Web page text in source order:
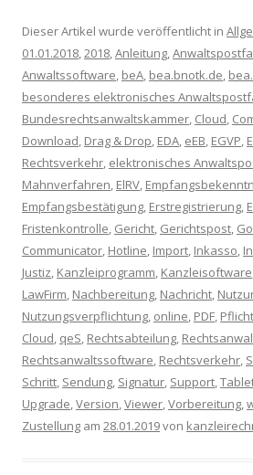
Dieser Artikel wurde veröffentlicht in
01.01.2018,2018,Anleitung,
Anwaltssoftware, beA, bea.bnotk.de,
besonderes elektronisches
Bundesrechtsanwaltskammer, Cloud,
Download, Drag & Drop, EDA, eEB, EGVP,
Rechtsverkehr, elektronisches
Mahnverfahren, ElRV,
Empfangsbestätigung, Erstregistrierung,
Fristenkontrolle, Gericht, Gerichtspost,
Communicator, Hotline, Import, Inkasso,
Justiz, Kanzleiprogramm, Kanzleisoftware
LawFirm, Nachbereitung, Nachricht,
Nutzungsverpflichtung, online, PDF, Pflicht
Cloud, qeS, Rechtsabteilung,
Rechtsanwaltssoftware, Rechtsverkehr,
Schritt, Sendung, Signatur, Support,
Upgrade,Version,Viewer,Vorbereitung,
Zustellung am 28.01.2019von